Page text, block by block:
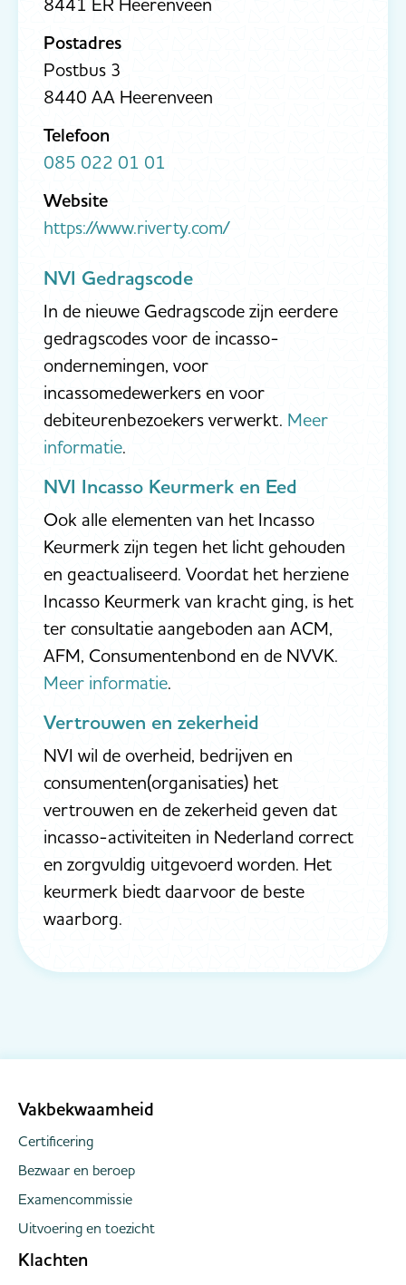
Postadres
Postbus 3
8440 AA Heerenveen
Telefoon
085 022 01 01
Website
https://www.riverty.com/
NVI Gedragscode
In de nieuwe Gedragscode zijn eerdere
gedragscodes voor de incasso-
ondernemingen, voor
incassomedewerkers en voor
debiteurenbezoekers verwerkt. Meer
informatie.
NVI Incasso Keurmerk en Eed
Ook alle elementen van het Incasso
Keurmerk zijn tegen het licht gehouden
en geactualiseerd. Voordat het herziene
Incasso Keurmerk van kracht ging, is het
ter consultatie aangeboden aan ACM,
AFM, Consumentenbond en de NVVK.
Meer informatie.
Vertrouwen en zekerheid
NVI wil de overheid, bedrijven en
consumenten(organisaties) het
vertrouwen en de zekerheid geven dat
incasso-activiteiten in Nederland correct
en zorgvuldig uitgevoerd worden. Het
keurmerk biedt daarvoor de beste
waarborg.
Vakbekwaamheid
Certificering
Bezwaar en beroep
Examencommissie
Uitvoering en toezicht
Klachten